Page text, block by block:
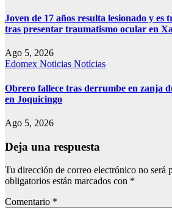
Joven de 17 años resulta lesionado y es
tras presentar traumatismo ocular en
Ago 5, 2026
Edomex Noticias Notícias
Obrero fallece tras derrumbe en zanja
en Joquicingo
Ago 5, 2026
Deja una respuesta
Tu dirección de correo electrónico no será
obligatorios están marcados con *
Comentario *